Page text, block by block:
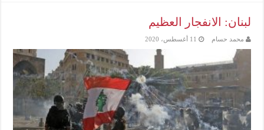
لبنان: الانفجار العظيم
محمد حسام 11 أغسطس، 2020